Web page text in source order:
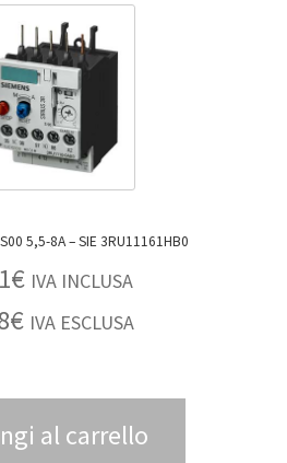
RELÈ TERMICO X S00 5,5-8A – SIE 3RU11161HB0
€ IVA INCLUSA
€ IVA ESCLUSA
al carrello